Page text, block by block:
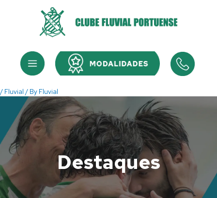
Menu Menu
/ Fluvial / By Fluvial
Destaques